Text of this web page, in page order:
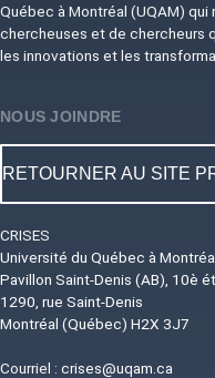
Québec à Montréal (UQAM)
chercheuses et de chercheurs
les innovations et les
NOUS JOINDRE
RETOURNER AU SITE
CRISES
Université du Québec à
Pavillon Saint-Denis (AB), 10è
1290, rue Saint-Denis
Montréal (Québec) H2X 3J7
Courriel : crises@uqam.ca